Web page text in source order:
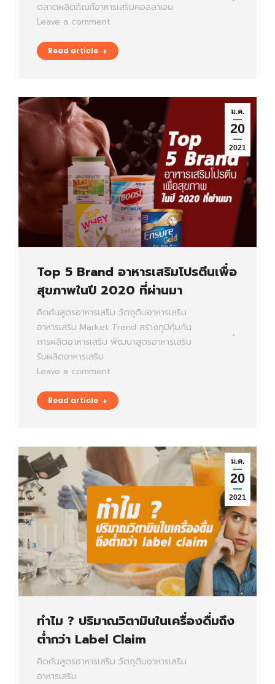
ตลาดผลิตภัณฑ์อาหารเสริมคอลลาเจน
Leave a comment
Read article
ม.ค.
20
2021
Top 5 Brand อาหารเสริมโปรตีนเพื่อ
สุขภาพในปี 2020 ที่ผ่านมา
คิดค้นสูตรอาหารเสริม วัตถุดิบอาหารเสริม
อาหารเสริม Market Trend สร้างภูมิคุ้มกัน
การผลิตอาหารเสริม พัฒนาสูตรอาหารเสริม
รับผลิตอาหารเสริม
Leave a comment
Read article
ม.ค.
20
2021
ทำไม ? ปริมาณวิตามินในเครื่องดื่มถึง
ต่ำกว่า Label Claim
คิดค้นสูตรอาหารเสริม วัตถุดิบอาหารเสริม
อาหารเสริม